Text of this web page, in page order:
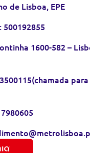
de Lisboa, EPE
1600-582 –